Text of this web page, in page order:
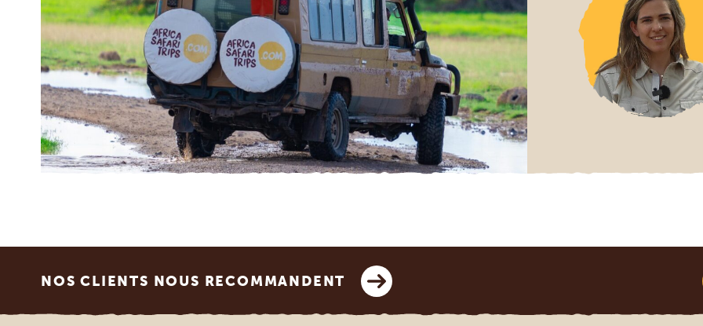
NOS CLIENTS NOUS RECOMMANDENT